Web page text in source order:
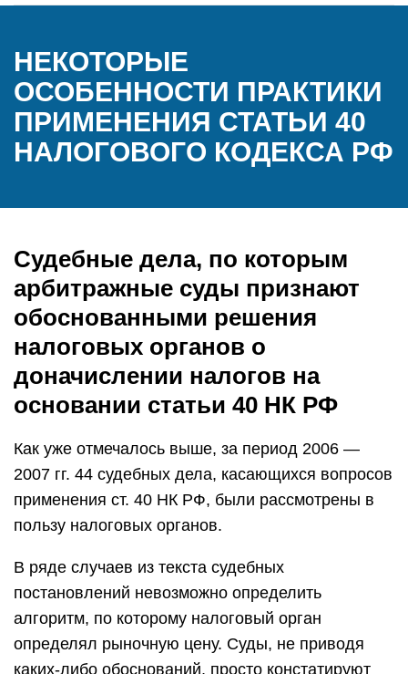
НЕКОТОРЫЕ
ОСОБЕННОСТИ ПРАКТИКИ
ПРИМЕНЕНИЯ СТАТЬИ 40
НАЛОГОВОГО КОДЕКСА РФ
Судебные дела, по которым
арбитражные суды признают
обоснованными решения
налоговых органов о
доначислении налогов на
основании статьи 40 НК РФ
Как уже отмечалось выше, за период 2006 —
2007 гг. 44 судебных дела, касающихся вопросов
применения ст. 40 НК РФ, были рассмотрены в
пользу налоговых органов.
В ряде случаев из текста судебных
постановлений невозможно определить
алгоритм, по которому налоговый орган
определял рыночную цену. Суды, не приводя
каких-либо обоснований, просто констатируют